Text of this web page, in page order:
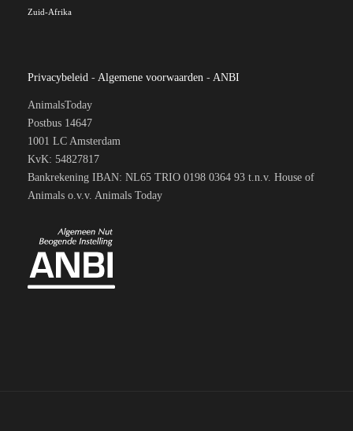
Zuid-Afrika
Privacybeleid - Algemene voorwaarden - ANBI
AnimalsToday
Postbus 14647
1001 LC Amsterdam
KvK: 54827817
Bankrekening IBAN: NL65 TRIO 0198 0364 93 t.n.v. House of
Animals o.v.v. Animals Today